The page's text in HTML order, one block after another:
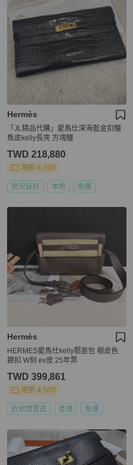
Hermès
「JL精品代購」愛馬仕深海藍金扣鱷
魚皮kelly長夾 方塊鱷
TWD 218,880
現折 4,500
狀況良好 本地 免運
Hermès
HERMES愛馬仕kelly郵差包 樹皮色
銀扣 W刻 ev皮 25年票
TWD 399,861
現折 4,500
近新閒置品 香港 免運